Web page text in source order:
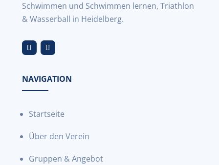
Schwimmen und Schwimmen lernen, Triathlon
& Wasserball in Heidelberg.
NAVIGATION
Startseite
Über den Verein
Gruppen & Angebot